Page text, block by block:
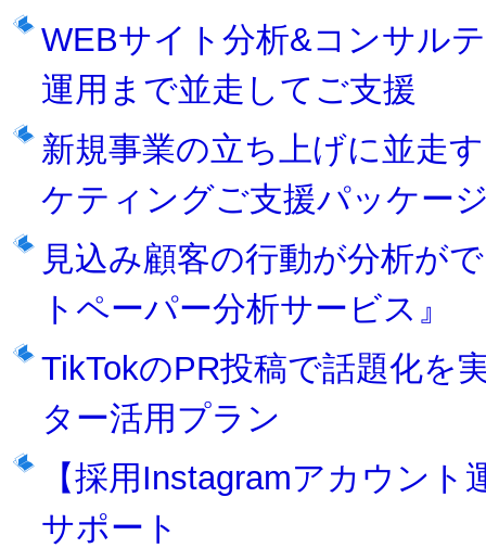
WEBサイト分析&コンサル
運用まで並走してご支援
新規事業の立ち上げに並走
ケティングご支援パッケー
見込み顧客の行動が分析が
トペーパー分析サービス』
TikTokのPR投稿で話題化を
ター活用プラン
【採用Instagramアカウン
サポート